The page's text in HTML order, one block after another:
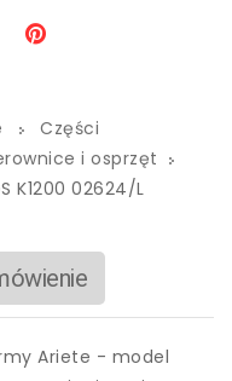
Części
i osprzęt
K1200 02624/L
Ariete - model